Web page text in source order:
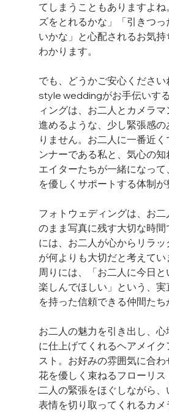
てしまうこともありますよ
ズをとれるかな」「引きつ
いかな」と心配されるお気持
わかります。
でも、どうかご安心くださ
style weddingがお手伝いす
ィングは、お二人とカメラマ
進めるような、少し緊張感
りません。お二人に一番近
ンナーである私と、気心の知
エイターたちが一緒になって
を優しくサポートする体制が
フォトウェディングは、お
のまま写真に残す大切な時
には、お二人が心からリラ
が何よりも大切だと考えて
周りには、「お二人に今日と
楽しんでほしい」という、
を持った信頼できる仲間たち
お二人の魅力を引き出し、
に仕上げてくれるヘアメイク
スト。お好みの雰囲気に合
花を優しく束ねるフローリ
二人の緊張をほぐしながら
表情を切り取ってくれるカメ